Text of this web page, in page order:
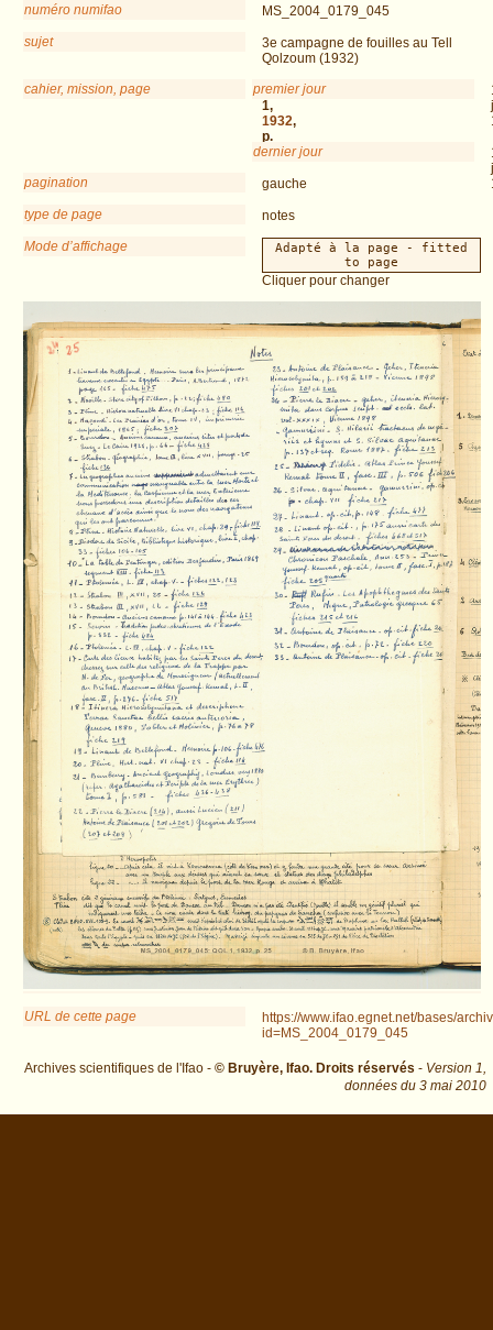
numéro numifao
MS_2004_0179_045
sujet
3e campagne de fouilles au Tell
Qolzoum (1932)
cahier, mission, page
QOL
1,
1932,
p.
25
pagination
gauche
type de page
notes
premier jour
dernier jour
Mode d’affichage
Adapté à la page - fitted
to page
Cliquer pour changer
URL de cette page
https://www.ifao.egnet.net/bases/
id=MS_2004_0179_045
Archives scientifiques de l'Ifao - © Bruyère, Ifao. Droits réservés - Version 1,
données du 3 mai 2010